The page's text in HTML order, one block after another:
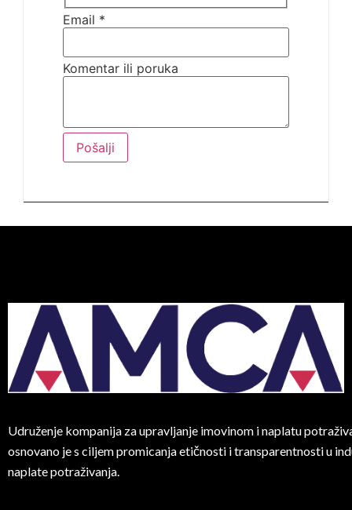
Email *
Komentar ili poruka
Pošalji
Udruženje kompanija za upravljanje imovinom i naplatu
osnovano je s ciljem promicanja etičnosti i transparentnosti u
naplate potraživanja.